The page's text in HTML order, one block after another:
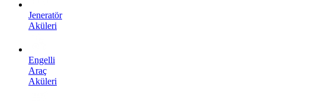
Jeneratör
Aküleri
Engelli
Araç
Aküleri